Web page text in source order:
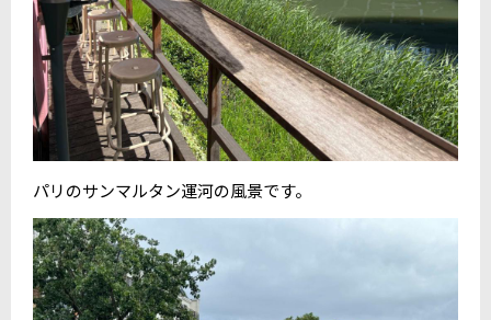
パリのサンマルタン運河の風景です。